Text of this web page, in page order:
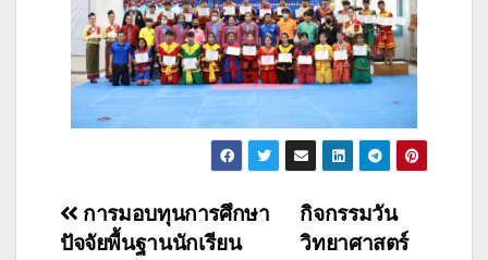
กิจกรรมวัน
วิทยาศาสตร์
การมอบทุนการศึกษา
ปัจจัยพื้นฐานนักเรียน